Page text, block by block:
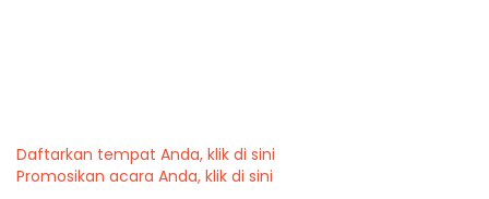
Daftarkan tempat Anda, klik di sini
Promosikan acara Anda, klik di sini